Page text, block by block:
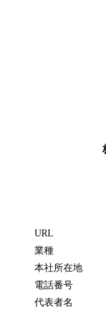
URL
業種
本社所在地
電話番号
代表者名